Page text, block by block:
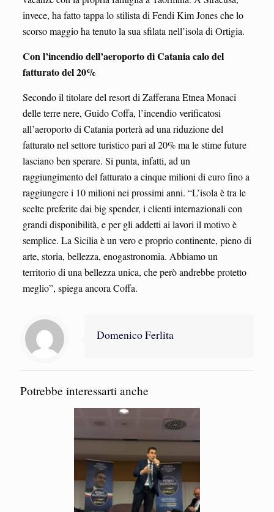
invece, ha fatto tappa lo stilista di Fendi Kim Jones che lo
scorso maggio ha tenuto la sua sfilata nell’isola di Ortigia.
Con l’incendio dell’aeroporto di Catania calo del
fatturato del 20%
Secondo il titolare del resort di Zafferana Etnea Monaci
delle terre nere, Guido Coffa, l’incendio verificatosi
all’aeroporto di Catania porterà ad una riduzione del
fatturato nel settore turistico pari al 20% ma le stime future
lasciano ben sperare. Si punta, infatti, ad un
raggiungimento del fatturato a cinque milioni di euro fino a
raggiungere i 10 milioni nei prossimi anni. “L’isola è tra le
scelte preferite dai big spender, i clienti internazionali con
grandi disponibilità, e per gli addetti ai lavori il motivo è
semplice. La Sicilia è un vero e proprio continente, pieno di
arte, storia, bellezza, enogastronomia. Abbiamo un
territorio di una bellezza unica, che però andrebbe protetto
meglio”, spiega ancora Coffa.
Domenico Ferlita
Potrebbe interessarti anche